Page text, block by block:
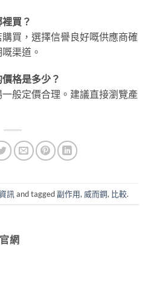
買？
買，選擇信譽良好嘅供應商確
渠道。
格是多少？
般定價合理。建議直接瀏覽產
訊 and tagged副作用, 威而鋼, 比較.
網